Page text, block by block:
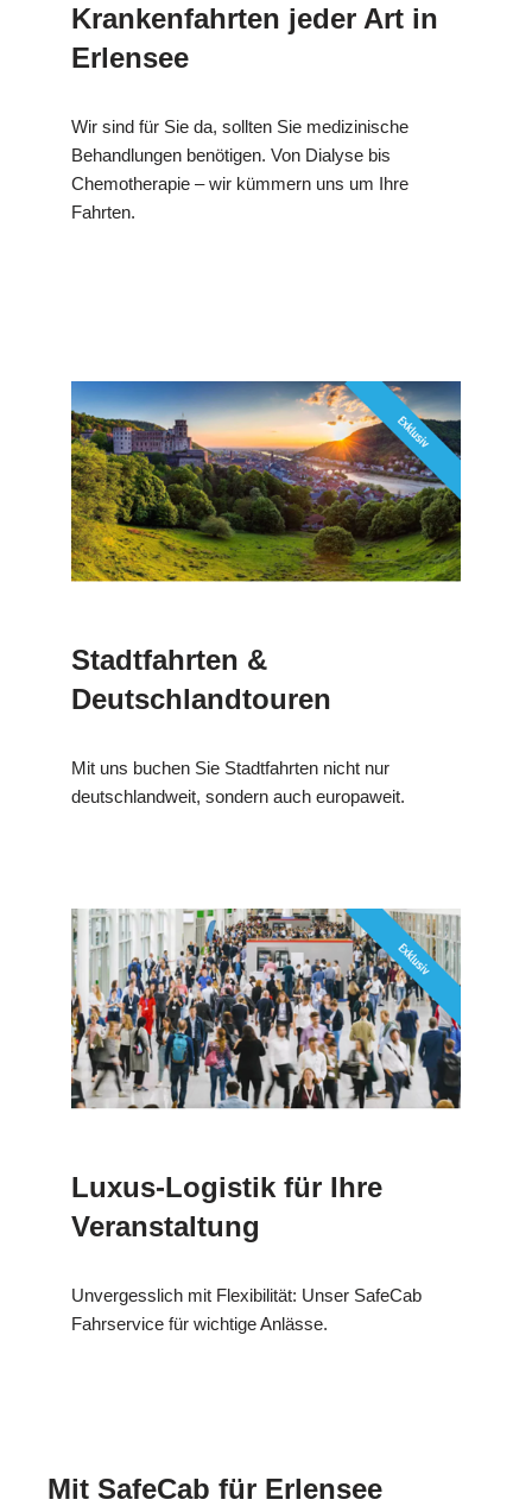
Krankenfahrten jeder Art in
Erlensee
Wir sind für Sie da, sollten Sie medizinische
Behandlungen benötigen. Von Dialyse bis
Chemotherapie – wir kümmern uns um Ihre
Fahrten.
Stadtfahrten &
Deutschlandtouren
Mit uns buchen Sie Stadtfahrten nicht nur
deutschlandweit, sondern auch europaweit.
Luxus-Logistik für Ihre
Veranstaltung
Unvergesslich mit Flexibilität: Unser SafeCab
Fahrservice für wichtige Anlässe.
Mit SafeCab für Erlensee